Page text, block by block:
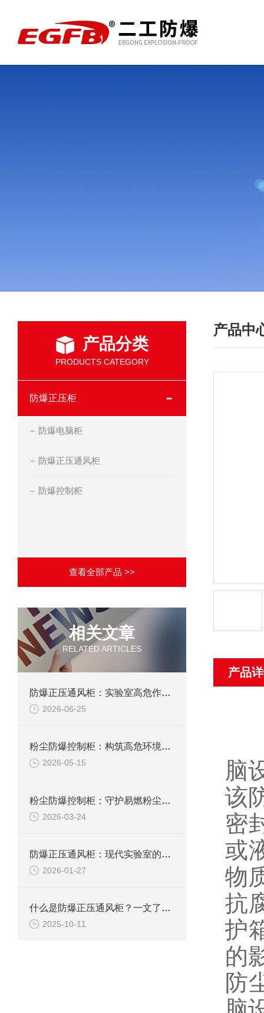
产品分类
PRODUCTS CATEGORY
防爆正压柜
防爆电脑柜
防爆正压通风柜
防爆控制柜
查看全部产品 >>
相关文章
RELATED ARTICLES
防爆正压通风柜：实验室高危作业的安全防护载体
2026-06-25
粉尘防爆控制柜：构筑高危环境下的电气安全屏障
2026-05-15
粉尘防爆控制柜：守护易燃粉尘环境下的电气安全
2026-03-24
防爆正压通风柜：现代实验室的安全屏障
2026-01-27
什么是防爆正压通风柜？一文了解其定义、原理及应用
2025-10-11
产品中
产品
脑
该
密
或
物
抗
护
的
防